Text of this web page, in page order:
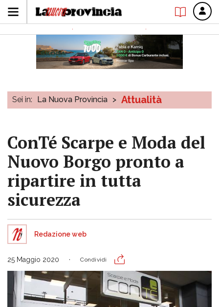
Sei in: La Nuova Provincia > Attualità
ConTé Scarpe e Moda del
Nuovo Borgo pronto a
ripartire in tutta
sicurezza
Redazione web
25 Maggio 2020 Condividi